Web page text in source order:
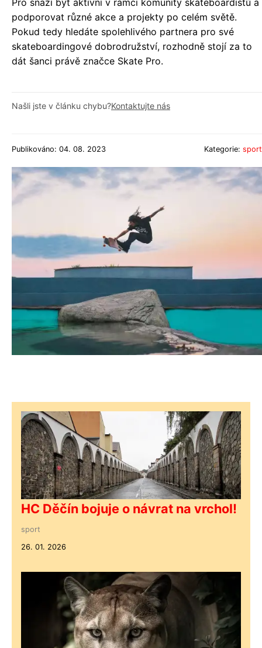
Pro snaží být aktivní v rámci komunity skateboardistů a
podporovat různé akce a projekty po celém světě.
Pokud tedy hledáte spolehlivého partnera pro své
skateboardingové dobrodružství, rozhodně stojí za to
dát šanci právě značce Skate Pro.
Našli jste v článku chybu?Kontaktujte nás
Publikováno: 04. 08. 2023 Kategorie: sport
HC Děčín bojuje o návrat na vrchol!
sport
26. 01. 2026